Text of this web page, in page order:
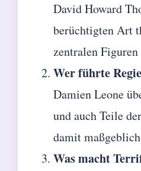
David Howard
berüchtigten Art
zentralen
Wer führte
Damien Leone
und auch Teile
damit
Was macht